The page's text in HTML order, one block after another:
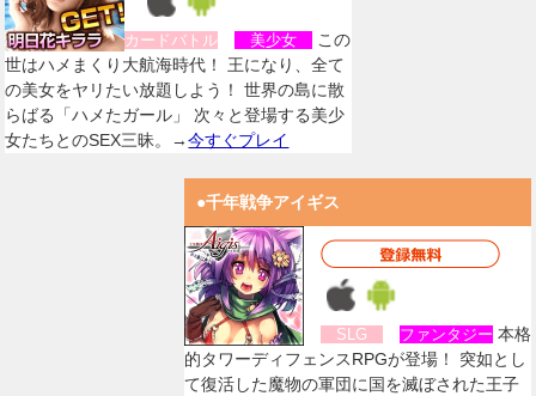
カードバトル 美少女
この
世はハメまくり大航海時代！ 王になり、全て
の美女をヤリたい放題しよう！ 世界の島に散
らばる「ハメたガール」 次々と登場する美少
女たちとのSEX三昧。→今すぐプレイ
●千年戦争アイギス
SLG ファンタジー 本格
的タワーディフェンスRPGが登場！ 突如とし
て復活した魔物の軍団に国を滅ぼされた王子